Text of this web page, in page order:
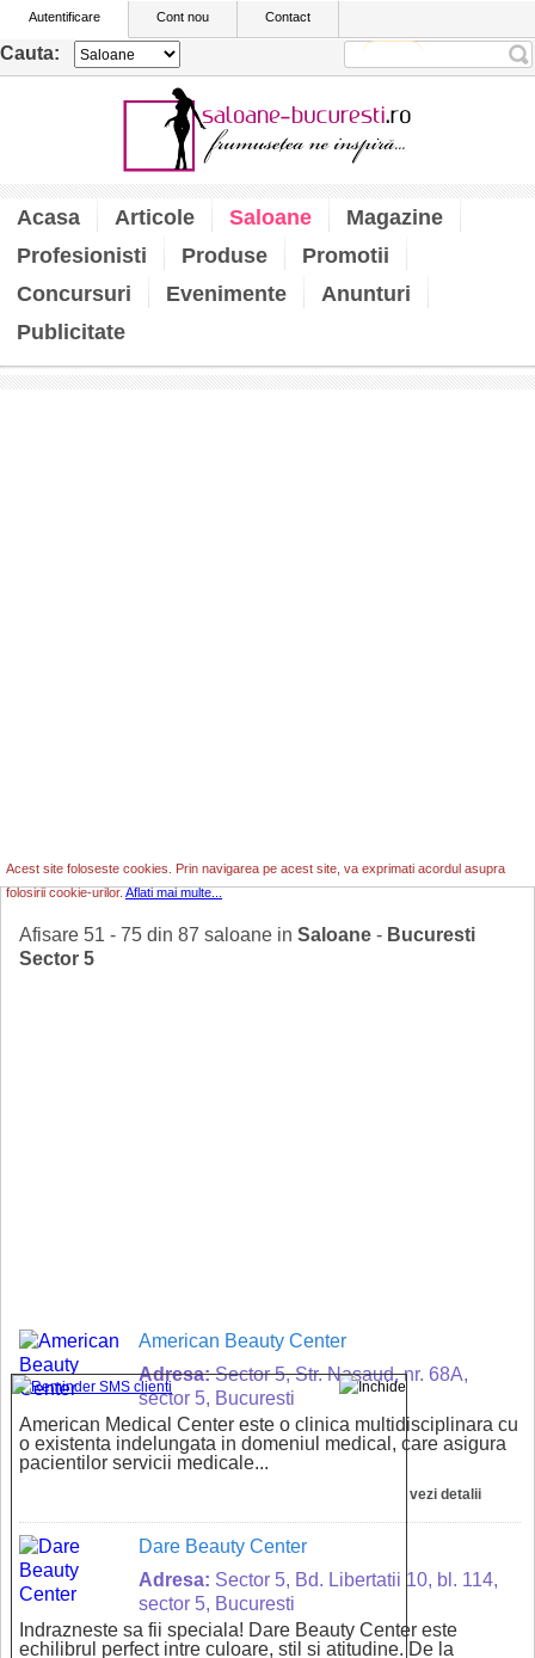
Autentificare Cont nou Contact
Cauta:
Acasa Articole Saloane
Magazine
Profesionisti
Produse
Promotii
Concursuri
Evenimente
Anunturi
Publicitate
Acest site foloseste cookies. Prin navigarea pe acest site, va exprimati acordul asupra
folosirii cookie-urilor.Aflati mai multe...
Afisare 51 - 75 din 87 saloane in Saloane - Bucuresti
Sector 5
American Beauty Center
Adresa:Sector 5, Str. Nasaud, nr. 68A,
sector 5, Bucuresti
American Medical Center este o clinica multidisciplinara cu
o existenta indelungata in domeniul medical, care asigura
pacientilor servicii medicale...
vezi detalii
Dare Beauty Center
Adresa: Sector 5, Bd. Libertatii 10, bl. 114,
sector 5, Bucuresti
Indrazneste sa fii speciala! Dare Beauty Center este
echilibrul perfect intre culoare, stil si atitudine. De la